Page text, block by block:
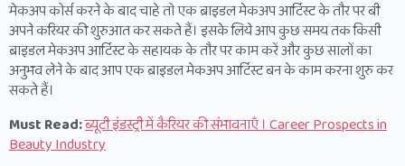
मेकअप कोर्स करने के बाद चाहे तो एक ब्राइडल मेकअप आर्टिस्ट के तौर पर बी
अपने करियर की शुरुआत कर सकते हैं। इसके लिये आप कुछ समय तक किसी
ब्राइडल मेकअप आर्टिस्ट के सहायक के तौर पर काम करें और कुछ सालों का
अनुभव लेने के बाद आप एक ब्राइडल मेकअप आर्टिस्ट बन के काम करना शुरु कर
सकते हैं।
Must Read:ब्यूटी इंडस्ट्री में कैरियर की संभावनाएँ । Career Prospects in
Beauty Industry